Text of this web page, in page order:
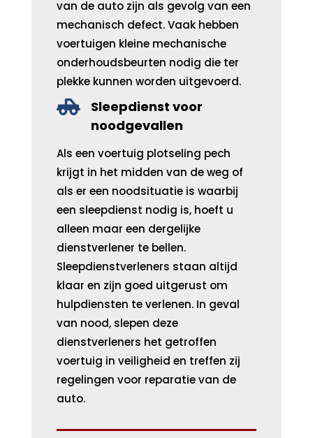
van de auto zijn als gevolg van een
mechanisch defect. Vaak hebben
voertuigen kleine mechanische
onderhoudsbeurten nodig die ter
plekke kunnen worden uitgevoerd.

Sleepdienst voor
noodgevallen
Als een voertuig plotseling pech
krijgt in het midden van de weg of
als er een noodsituatie is waarbij
een sleepdienst nodig is, hoeft u
alleen maar een dergelijke
dienstverlener te bellen.
Sleepdienstverleners staan ​​altijd
klaar en zijn goed uitgerust om
hulpdiensten te verlenen. In geval
van nood, slepen deze
dienstverleners het getroffen
voertuig in veiligheid en treffen zij
regelingen voor reparatie van de
auto.